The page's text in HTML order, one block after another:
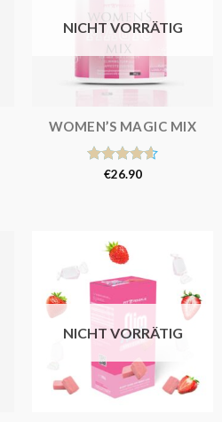
NICHT VORRÄTIG
WOMEN’S MAGIC MIX
Bewertet
€26.90
NICHT VORRÄTIG